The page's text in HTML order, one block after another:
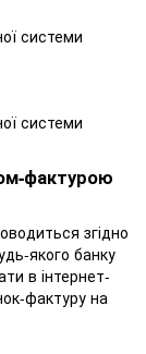
системи
системи
фактурою
згідно
якого банку
в інтернет-
фактуру на